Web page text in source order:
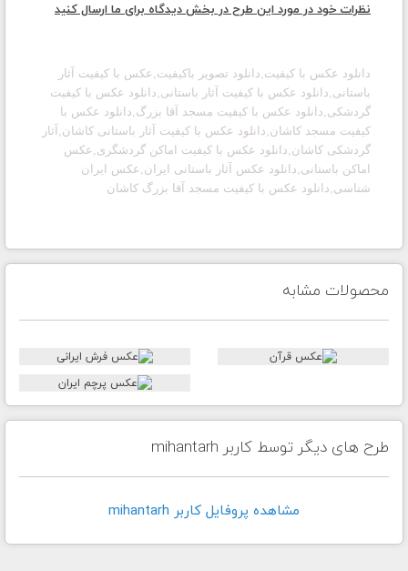
نظرات خود در مورد این طرح در بخش دیدگاه برای ما ارسال کنید
دانلود عکس با کیفیت,دانلود تصویر باکیفیت,عکس با کیفیت آثار
باستانی,دانلود عکس با کیفیت آثار باستانی,دانلود عکس با کیفیت
گردشکی,دانلود عکس با کیفیت مسجد آقا بزرگ,دانلود عکس با
کیفیت مسجد کاشان,دانلود عکس با کیفیت آثار باستانی کاشان,آثار
گردشکی کاشان,دانلود عکس با کیفیت اماکن گردشگری,عکس
اماکن باستانی,دانلود عکس آثار باستانی ایران,عکس ایران
شناسی,دانلود عکس با کیفیت مسجد آقا بزرگ کاشان
محصولات مشابه
طرح های دیگر توسط کاربر mihantarh
مشاهده پروفايل کاربر mihantarh